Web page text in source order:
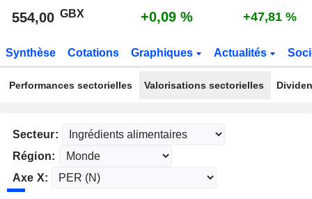
554,00 GBX +0,09 % +47,81 %
Synthèse Cotations Graphiques Actualités
Performances sectorielles Valorisations sectorielles
Secteur:
Région:
Axe X: